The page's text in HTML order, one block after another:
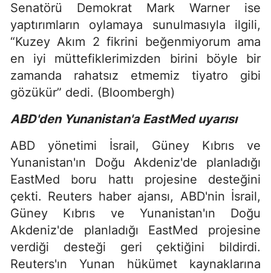
Senatörü Demokrat Mark Warner ise
yaptırımların oylamaya sunulmasıyla ilgili,
“Kuzey Akım 2 fikrini beğenmiyorum ama
en iyi müttefiklerimizden birini böyle bir
zamanda rahatsız etmemiz tiyatro gibi
gözükür” dedi. (Bloombergh)
ABD'den Yunanistan'a EastMed uyarısı
ABD yönetimi İsrail, Güney Kıbrıs ve
Yunanistan'ın Doğu Akdeniz'de planladığı
EastMed boru hattı projesine desteğini
çekti. Reuters haber ajansı, ABD'nin İsrail,
Güney Kıbrıs ve Yunanistan'ın Doğu
Akdeniz'de planladığı EastMed projesine
verdiği desteği geri çektiğini bildirdi.
Reuters'ın Yunan hükümet kaynaklarına